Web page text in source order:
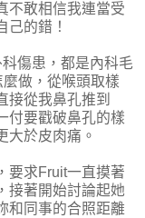
不敢相信我連當受
己的錯！
傷患，都是內科毛
做，從喉頭取樣
接從我鼻孔推到
付要戳破鼻孔的樣
大於皮肉痛。
要求Fruit一直摸著
接著開始討論起她
和同事的合照距離